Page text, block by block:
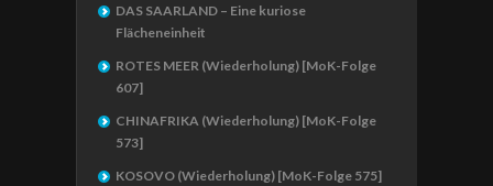
DAS SAARLAND – Eine kuriose
Flächeneinheit
ROTES MEER (Wiederholung) [MoK-Folge
607]
CHINAFRIKA (Wiederholung) [MoK-Folge
573]
KOSOVO (Wiederholung) [MoK-Folge 575]